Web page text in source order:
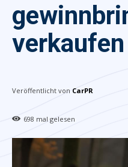
Veröffentlicht von CarPR
698 mal gelesen